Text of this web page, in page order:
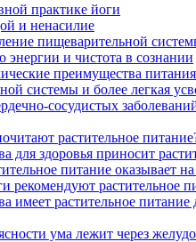
практике йоги
и ненасилие
пищеварительной
энергии и чистота в сознании
преимущества
системы и более легкая
сосудистых
растительное
для здоровья приносит
питание оказывает
рекомендуют растительное
имеет растительное питание
ума лежит через